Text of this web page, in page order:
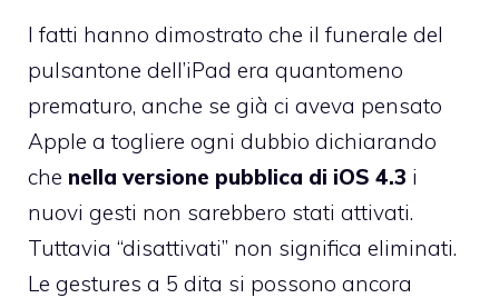
I fatti hanno dimostrato che il funerale del
pulsantone dell’iPad era quantomeno
prematuro, anche se già ci aveva pensato
Apple a togliere ogni dubbio dichiarando
che nella versione pubblica di iOS 4.3 i
nuovi gesti non sarebbero stati attivati.
Tuttavia “disattivati” non significa eliminati.
Le gestures a 5 dita si possono ancora